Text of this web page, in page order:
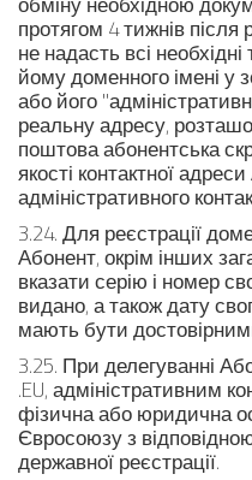
протягом 4 тижнів після
не надасть всі необхідні
йому доменного імені у
або його
реальну адресу,
поштова абонентська
якості контактної
адміністративного
3.24. Для реєстрації
Абонент, окрім інших
вказати серію і номер
видано, а також дату
мають бути
3.25. При делегуванні
.EU, адміністративним
фізична або юридична
Євросоюзу з
державної реєстрації.